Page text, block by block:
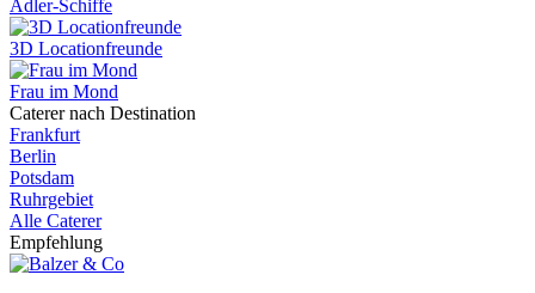
Adler-Schiffe
3D Locationfreunde
Frau im Mond
Caterer nach Destination
Frankfurt
Berlin
Potsdam
Ruhrgebiet
Alle Caterer
Empfehlung